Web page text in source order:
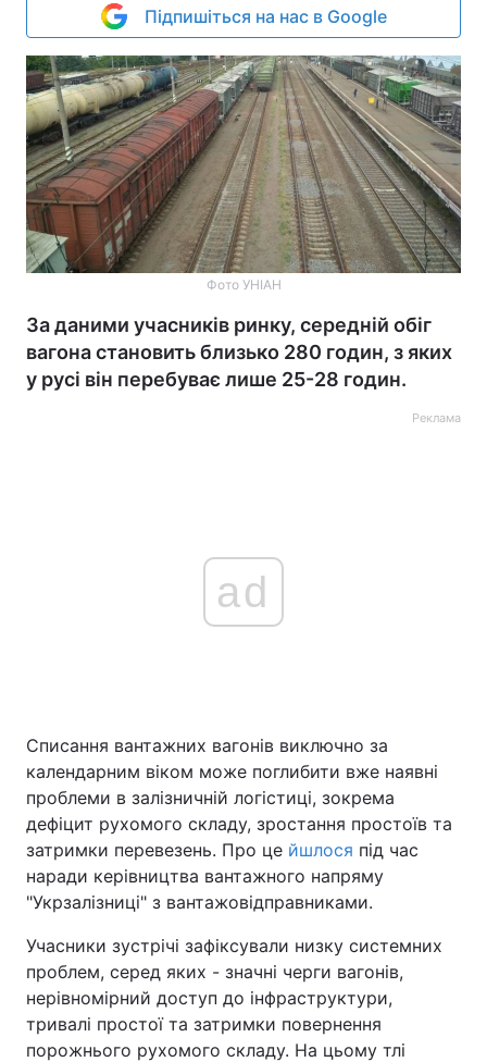
Підпишіться на нас в Google
Фото УНІАН
За даними учасників ринку, середній обіг
вагона становить близько 280 годин, з яких
у русі він перебуває лише 25-28 годин.
Реклама
ad
Списання вантажних вагонів виключно за
календарним віком може поглибити вже наявні
проблеми в залізничній логістиці, зокрема
дефіцит рухомого складу, зростання простоїв та
затримки перевезень. Про це йшлося під час
наради керівництва вантажного напряму
"Укрзалізниці" з вантажовідправниками.
Учасники зустрічі зафіксували низку системних
проблем, серед яких - значні черги вагонів,
нерівномірний доступ до інфраструктури,
тривалі простої та затримки повернення
порожнього рухомого складу. На цьому тлі